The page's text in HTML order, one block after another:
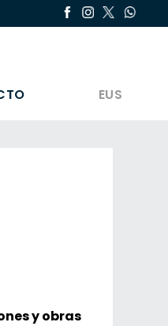
EUS
y obras